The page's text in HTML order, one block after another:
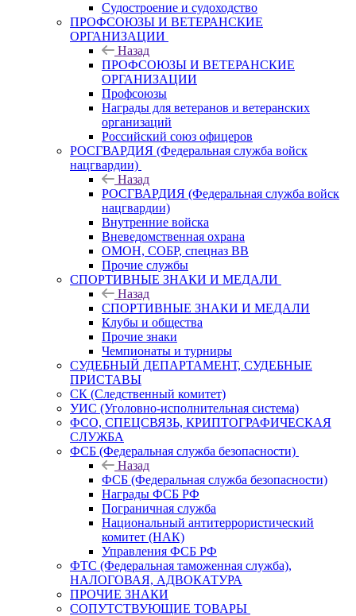
Судостроение и судоходство
ПРОФСОЮЗЫ И ВЕТЕРАНСКИЕ
ОРГАНИЗАЦИИ
Назад
ПРОФСОЮЗЫ И ВЕТЕРАНСКИЕ
ОРГАНИЗАЦИИ
Профсоюзы
Награды для ветеранов и ветеранских
организаций
Российский союз офицеров
РОСГВАРДИЯ (Федеральная служба войск
нацгвардии)
Назад
РОСГВАРДИЯ (Федеральная служба войск
нацгвардии)
Внутренние войска
Вневедомственная охрана
ОМОН, СОБР, спецназ ВВ
Прочие службы
СПОРТИВНЫЕ ЗНАКИ И МЕДАЛИ
Назад
СПОРТИВНЫЕ ЗНАКИ И МЕДАЛИ
Клубы и общества
Прочие знаки
Чемпионаты и турниры
СУДЕБНЫЙ ДЕПАРТАМЕНТ, СУДЕБНЫЕ
ПРИСТАВЫ
СК (Следственный комитет)
УИС (Уголовно-исполнительная система)
ФСО, СПЕЦСВЯЗЬ, КРИПТОГРАФИЧЕСКАЯ
СЛУЖБА
ФСБ (Федеральная служба безопасности)
Назад
ФСБ (Федеральная служба безопасности)
Награды ФСБ РФ
Пограничная служба
Национальный антитеррористический
комитет (НАК)
Управления ФСБ РФ
ФТС (Федеральная таможенная служба),
НАЛОГОВАЯ, АДВОКАТУРА
ПРОЧИЕ ЗНАКИ
СОПУТСТВУЮЩИЕ ТОВАРЫ